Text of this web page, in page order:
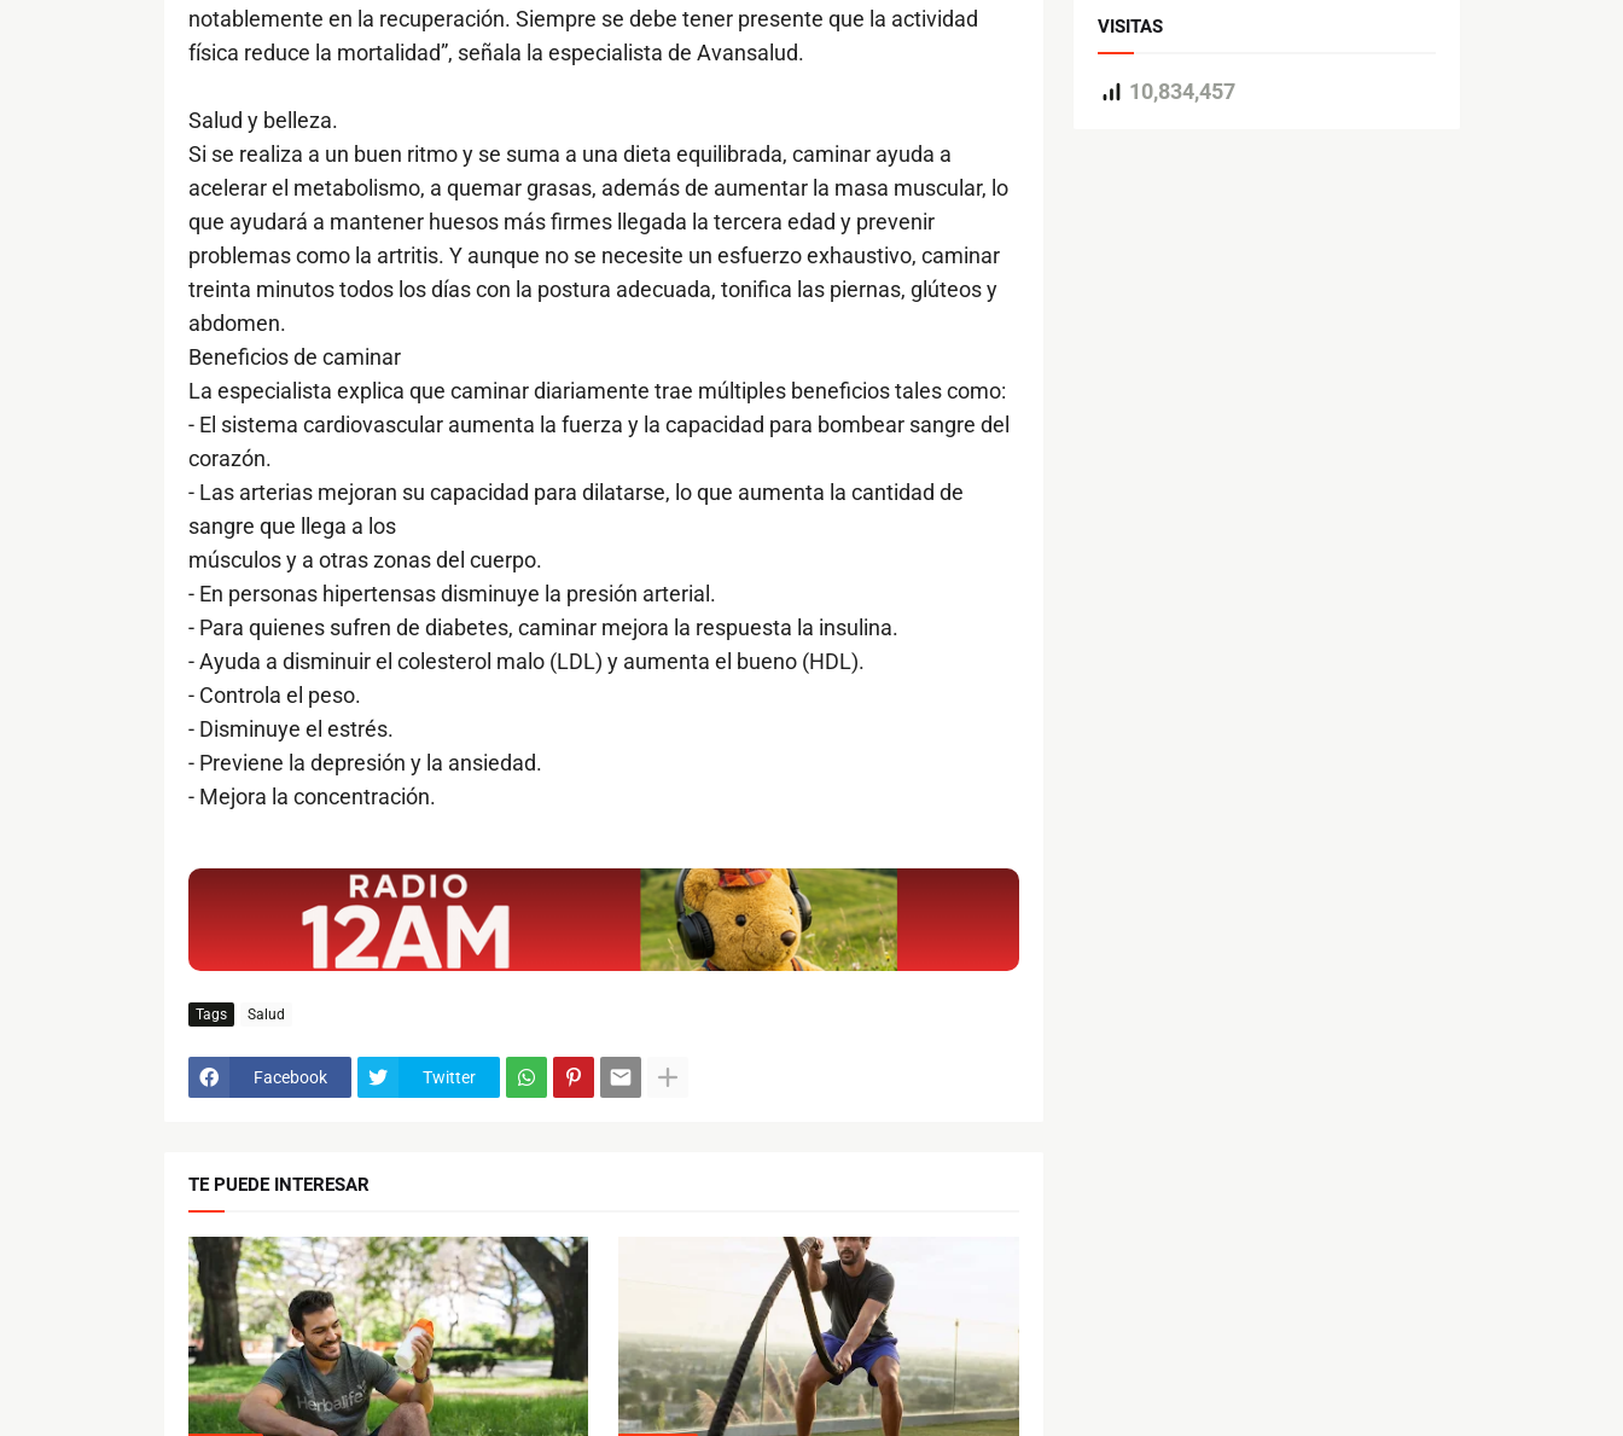
notablemente en la recuperación. Siempre se debe tener presente que la actividad
física reduce la mortalidad”, señala la especialista de Avansalud.
Salud y belleza.
Si se realiza a un buen ritmo y se suma a una dieta equilibrada, caminar ayuda a
acelerar el metabolismo, a quemar grasas, además de aumentar la masa muscular, lo
que ayudará a mantener huesos más firmes llegada la tercera edad y prevenir
problemas como la artritis. Y aunque no se necesite un esfuerzo exhaustivo, caminar
treinta minutos todos los días con la postura adecuada, tonifica las piernas, glúteos y
abdomen.
Beneficios de caminar
La especialista explica que caminar diariamente trae múltiples beneficios tales como:
- El sistema cardiovascular aumenta la fuerza y la capacidad para bombear sangre del
corazón.
- Las arterias mejoran su capacidad para dilatarse, lo que aumenta la cantidad de
sangre que llega a los
músculos y a otras zonas del cuerpo.
- En personas hipertensas disminuye la presión arterial.
- Para quienes sufren de diabetes, caminar mejora la respuesta la insulina.
- Ayuda a disminuir el colesterol malo (LDL) y aumenta el bueno (HDL).
- Controla el peso.
- Disminuye el estrés.
- Previene la depresión y la ansiedad.
- Mejora la concentración.
Tags Salud
Facebook Twitter
TE PUEDE INTERESAR
VISITAS
10,834,457